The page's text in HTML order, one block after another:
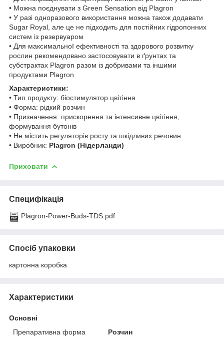
• Можна поєднувати з Green Sensation від Plagron
• У разі одноразового використання можна також додавати
Sugar Royal, але це не підходить для постійних гідропонних
систем із резервуаром
• Для максимальної ефективності та здорового розвитку
рослин рекомендовано застосовувати в ґрунтах та
субстрактах Plagron разом із добривами та іншими
продуктами Plagron
Характеристики:
• Тип продукту: біостимулятор цвітіння
• Форма: рідкий розчин
• Призначення: прискорення та інтенсивне цвітіння,
формування бутонів
• Не містить регуляторів росту та шкідливих речовин
• Виробник: Plagron (Нідерланди)
Приховати
Специфікація
Plagron-Power-Buds-TDS.pdf
Спосіб упаковки
картонна коробка
Характеристики
Основні
Препаративна форма
Розчин